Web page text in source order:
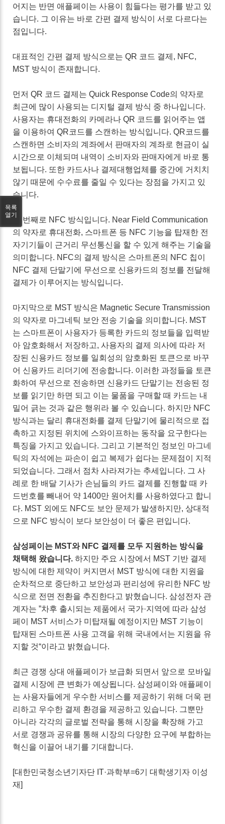
어지는 반면 애플페이는 사용이 힘들다는 평가를 받고 있
습니다. 그 이유는 바로 간편 결제 방식이 서로 다르다는
점입니다.
대표적인 간편 결제 방식으로는 QR 코드 결제, NFC,
MST 방식이 존재합니다.
먼저 QR 코드 결제는 Quick Response Code의 약자로
최근에 많이 사용되는 디지털 결제 방식 중 하나입니다.
사용자는 휴대전화의 카메라나 QR 코드를 읽어주는 앱
을 이용하여 QR코드를 스캔하는 방식입니다. QR코드를
스캔하면 소비자의 계좌에서 판매자의 계좌로 현금이 실
시간으로 이체되며 내역이 소비자와 판매자에게 바로 통
보됩니다. 또한 카드사나 결제대행업체를 중간에 거치치
않기 때문에 수수료를 줄일 수 있다는 장점을 가지고 있
습니다.
두 번째로 NFC 방식입니다. Near Field Communication
의 약자로 휴대전화, 스마트폰 등 NFC 기능을 탑재한 전
자기기들이 근거리 무선통신을 할 수 있게 해주는 기술을
의미합니다. NFC의 결제 방식은 스마트폰의 NFC 칩이
NFC 결제 단말기에 무선으로 신용카드의 정보를 전달해
결제가 이루어지는 방식입니다.
마지막으로 MST 방식은 Magnetic Secure Transmission
의 약자로 마그네틱 보안 전송 기술을 의미합니다. MST
는 스마트폰이 사용자가 등록한 카드의 정보들을 입력받
아 암호화해서 저장하고, 사용자의 결제 의사에 따라 저
장된 신용카드 정보를 일회성의 암호화된 토큰으로 바꾸
어 신용카드 리더기에 전송합니다. 이러한 과정들을 토큰
화하여 무선으로 전송하면 신용카드 단말기는 전송된 정
보를 읽기만 하면 되고 이는 물품을 구매할 때 카드는 내
밀어 긁는 것과 같은 행위라 볼 수 있습니다. 하지만 NFC
방식과는 달리 휴대전화를 결제 단말기에 물리적으로 접
촉하고 지정된 위치에 스와이프하는 동작을 요구한다는
특징을 가지고 있습니다. 그리고 기본적인 정보인 마그네
틱의 자석에는 파손이 쉽고 복제가 쉽다는 문제점이 지적
되었습니다. 그래서 점차 사라져가는 추세입니다. 그 사
례로 한 배달 기사가 손님들의 카드 결제를 진행할 때 카
드번호를 빼내어 약 1400만 원어치를 사용하였다고 합니
다. MST 외에도 NFC도 보안 문제가 발생하지만, 상대적
으로 NFC 방식이 보다 보안성이 더 좋은 편입니다.
삼성페이는 MST와 NFC 결제를 모두 지원하는 방식을
채택해 왔습니다. 하지만 주요 시장에서 MST 기반 결제
방식에 대한 제약이 커지면서 MST 방식에 대한 지원을
순차적으로 중단하고 보안성과 편리성에 유리한 NFC 방
식으로 전면 전환을 추진한다고 밝혔습니다. 삼성전자 관
계자는 ”차후 출시되는 제품에서 국가·지역에 따라 삼성
페이 MST 서비스가 미탑재될 예정이지만 MST 기능이
탑재된 스마트폰 사용 고객을 위해 국내에서는 지원을 유
지할 것“이라고 밝혔습니다.
최근 경쟁 상대 애플페이가 보급화 되면서 앞으로 모바일
결제 시장에 큰 변화가 예상됩니다. 삼성페이와 애플페이
는 사용자들에게 우수한 서비스를 제공하기 위해 더욱 편
리하고 우수한 결제 환경을 제공하고 있습니다. 그뿐만
아니라 각각의 글로벌 전략을 통해 시장을 확장해 가고
서로 경쟁과 공유를 통해 시장의 다양한 요구에 부합하는
혁신을 이끌어 내기를 기대합니다.
[대한민국청소년기자단 IT·과학부=6기 대학생기자 이성
재]
목록
열기